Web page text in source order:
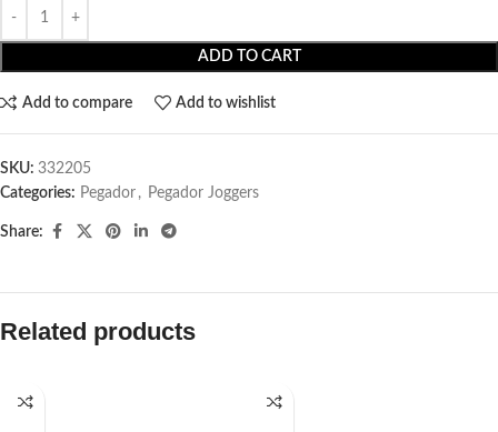
ADD TO CART
Add to compare Add to wishlist
SKU: 332205
Categories: Pegador​ , Pegador Joggers
Share:
Related products